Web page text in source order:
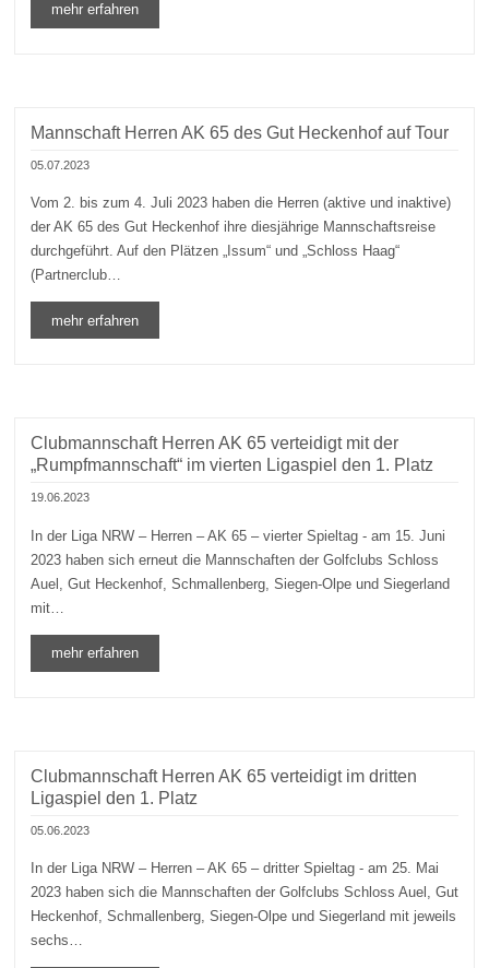
mehr erfahren
Mannschaft Herren AK 65 des Gut Heckenhof auf Tour
05.07.2023
Vom 2. bis zum 4. Juli 2023 haben die Herren (aktive und inaktive)
der AK 65 des Gut Heckenhof ihre diesjährige Mannschaftsreise
durchgeführt. Auf den Plätzen „Issum“ und „Schloss Haag“
(Partnerclub…
mehr erfahren
Clubmannschaft Herren AK 65 verteidigt mit der
„Rumpfmannschaft“ im vierten Ligaspiel den 1. Platz
19.06.2023
In der Liga NRW – Herren – AK 65 – vierter Spieltag - am 15. Juni
2023 haben sich erneut die Mannschaften der Golfclubs Schloss
Auel, Gut Heckenhof, Schmallenberg, Siegen-Olpe und Siegerland
mit…
mehr erfahren
Clubmannschaft Herren AK 65 verteidigt im dritten
Ligaspiel den 1. Platz
05.06.2023
In der Liga NRW – Herren – AK 65 – dritter Spieltag - am 25. Mai
2023 haben sich die Mannschaften der Golfclubs Schloss Auel, Gut
Heckenhof, Schmallenberg, Siegen-Olpe und Siegerland mit jeweils
sechs…